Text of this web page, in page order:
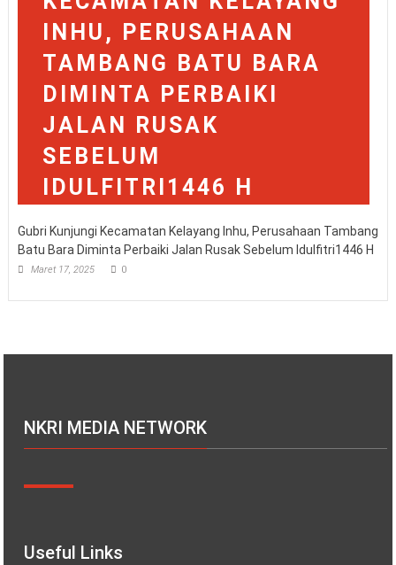
Gubri Kunjungi Kecamatan Kelayang Inhu, Perusahaan Tambang
Batu Bara Diminta Perbaiki Jalan Rusak Sebelum Idulfitri1446 H
Maret 17, 2025 0
NKRI MEDIA NETWORK
Useful Links